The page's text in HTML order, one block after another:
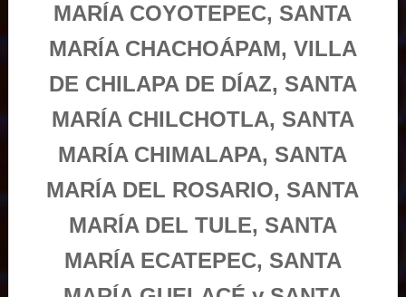
MARÍA COYOTEPEC, SANTA
MARÍA CHACHOÁPAM, VILLA
DE CHILAPA DE DÍAZ, SANTA
MARÍA CHILCHOTLA, SANTA
MARÍA CHIMALAPA, SANTA
MARÍA DEL ROSARIO, SANTA
MARÍA DEL TULE, SANTA
MARÍA ECATEPEC, SANTA